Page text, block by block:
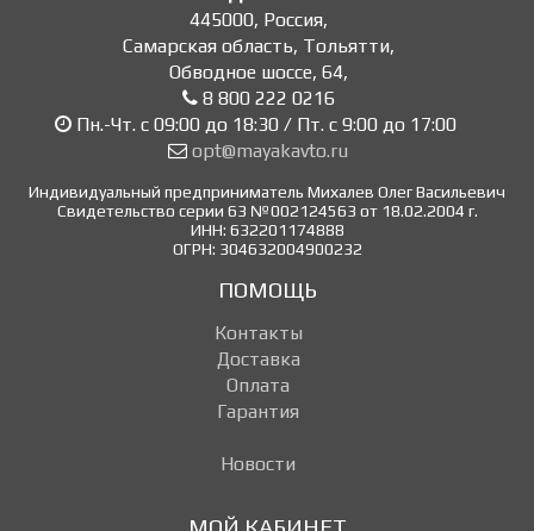
445000, Россия,
Самарская область, Тольятти,
Обводное шоссе, 64,
8 800 222 0216
Пн.-Чт. с 09:00 до 18:30 / Пт. с 9:00 до 17:00
opt@mayakavto.ru
Индивидуальный предприниматель Михалев Олег Васильевич
Свидетельство серии 63 №002124563 от 18.02.2004 г.
ИНН: 632201174888
ОГРН: 304632004900232
ПОМОЩЬ
Контакты
Доставка
Оплата
Гарантия
Новости